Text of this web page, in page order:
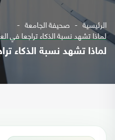
الرئيسية صحيفة الجامعة
لماذا تشهد نسبة الذكاء تراجعا في
لماذا تشهد نسبة الذكاء